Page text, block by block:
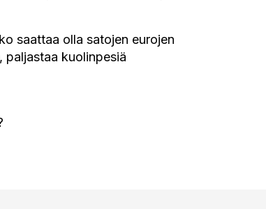
saattaa olla satojen eurojen
paljastaa kuolinpesiä